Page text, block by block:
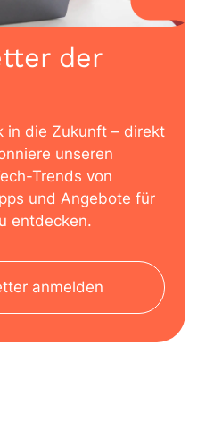
der
in die Zukunft – direkt
unseren
Trends von
und Angebote für
entdecken.
anmelden